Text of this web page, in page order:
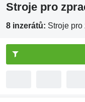
Stroje pro
8 inzerátů: Stroje pro